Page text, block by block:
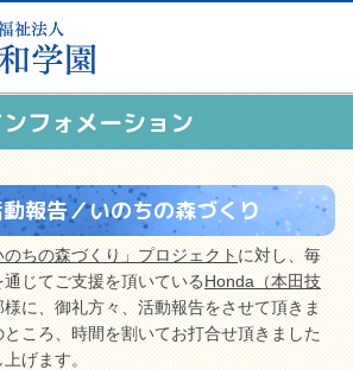
フォメーション
報告／いのちの森づくり
のちの森づくり」プロジェクトに対し、毎
じてご支援を頂いているHonda（本田技
様に、御礼方々、活動報告をさせて頂きま
ころ、時間を割いてお打合せ頂きました
上げます。